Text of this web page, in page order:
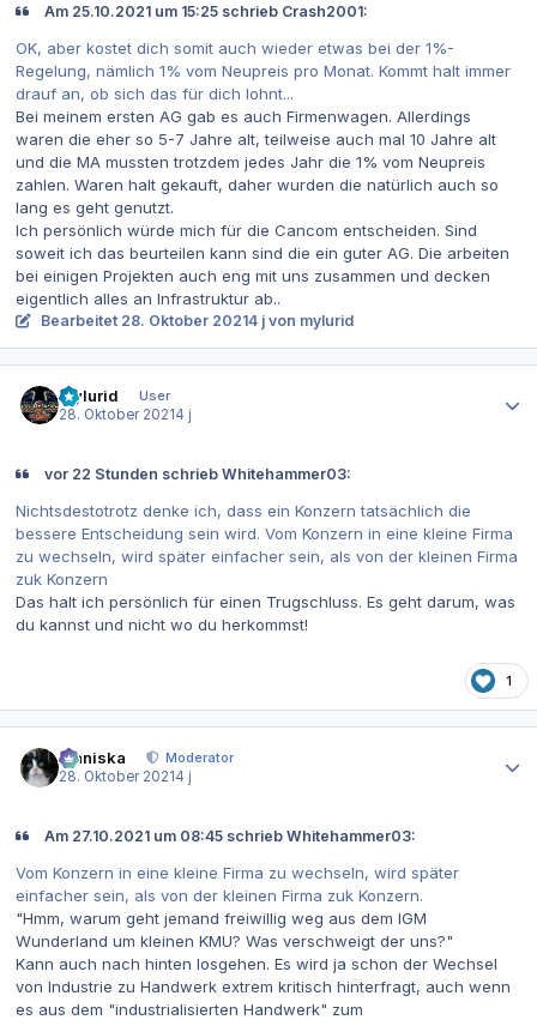
Am 25.10.2021 um 15:25 schrieb Crash2001:
OK, aber kostet dich somit auch wieder etwas bei der 1%-
Regelung, nämlich 1% vom Neupreis pro Monat. Kommt halt immer
drauf an, ob sich das für dich lohnt...
Bei meinem ersten AG gab es auch Firmenwagen. Allerdings
waren die eher so 5-7 Jahre alt, teilweise auch mal 10 Jahre alt
und die MA mussten trotzdem jedes Jahr die 1% vom Neupreis
zahlen. Waren halt gekauft, daher wurden die natürlich auch so
lang es geht genutzt.
Ich persönlich würde mich für die Cancom entscheiden. Sind
soweit ich das beurteilen kann sind die ein guter AG. Die arbeiten
bei einigen Projekten auch eng mit uns zusammen und decken
eigentlich alles an Infrastruktur ab..
Bearbeitet 28. Oktober 20214 j von mylurid
mylurid
User
28. Oktober 2021 4 j
vor 22 Stunden schrieb Whitehammer03:
Nichtsdestotrotz denke ich, dass ein Konzern tatsächlich die
bessere Entscheidung sein wird. Vom Konzern in eine kleine Firma
zu wechseln, wird später einfacher sein, als von der kleinen Firma
zuk Konzern
Das halt ich persönlich für einen Trugschluss. Es geht darum, was
du kannst und nicht wo du herkommst!
1
Maniska
Moderator
28. Oktober 2021 4 j
Am 27.10.2021 um 08:45 schrieb Whitehammer03:
Vom Konzern in eine kleine Firma zu wechseln, wird später
einfacher sein, als von der kleinen Firma zuk Konzern.
"Hmm, warum geht jemand freiwillig weg aus dem IGM
Wunderland um kleinen KMU? Was verschweigt der uns?"
Kann auch nach hinten losgehen. Es wird ja schon der Wechsel
von Industrie zu Handwerk extrem kritisch hinterfragt, auch wenn
es aus dem "industrialisierten Handwerk" zum